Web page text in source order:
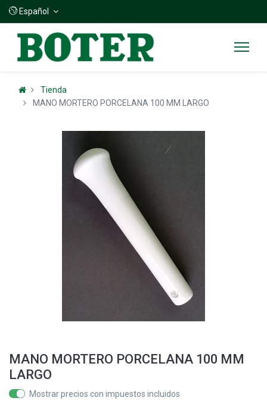
Español
Tienda
MANO MORTERO PORCELANA 100 MM LARGO
MANO MORTERO PORCELANA 100 MM
LARGO
Mostrar precios con impuestos incluidos